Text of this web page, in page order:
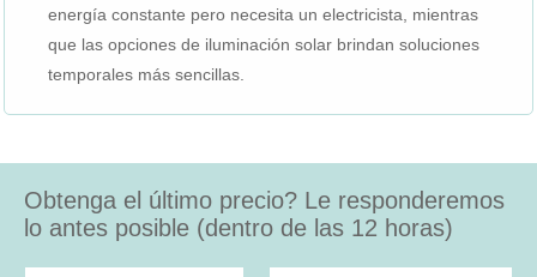
energía constante pero necesita un electricista, mientras
que las opciones de iluminación solar brindan soluciones
temporales más sencillas.
Obtenga el último precio? Le responderemos
lo antes posible (dentro de las 12 horas)